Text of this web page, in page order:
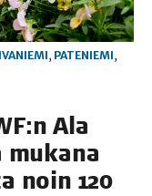
, PATENIEMI,
Ala
muka­na
noin 120